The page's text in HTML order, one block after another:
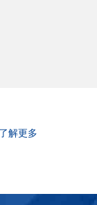
了解更多